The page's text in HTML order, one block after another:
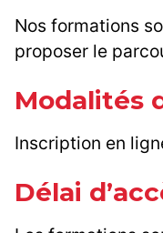
Nos formations
proposer le
Modalités
Inscription en
Délai